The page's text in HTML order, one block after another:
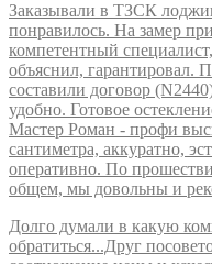
Заказывали в ТЗСК
понравилось. На замер
компетентный
объяснил, гарантировал.
составили договор
удобно. Готовое
Мастер Роман - профи
сантиметра, аккуратно,
оперативно. По
общем, мы довольны и
Долго думали в какую
обратиться...Друг